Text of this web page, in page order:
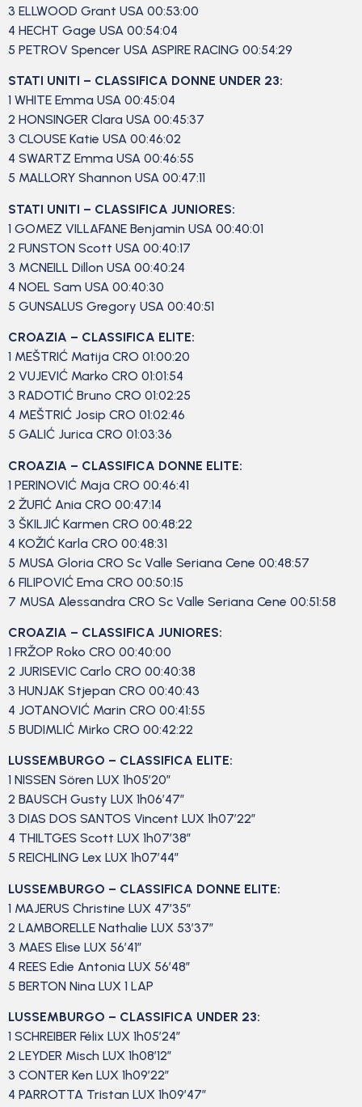
3 ELLWOOD Grant USA 00:53:00
4 HECHT Gage USA 00:54:04
5 PETROV Spencer USA ASPIRE RACING 00:54:29
STATI UNITI – CLASSIFICA DONNE UNDER 23:
1 WHITE Emma USA 00:45:04
2 HONSINGER Clara USA 00:45:37
3 CLOUSE Katie USA 00:46:02
4 SWARTZ Emma USA 00:46:55
5 MALLORY Shannon USA 00:47:11
STATI UNITI – CLASSIFICA JUNIORES:
1 GOMEZ VILLAFANE Benjamin USA 00:40:01
2 FUNSTON Scott USA 00:40:17
3 MCNEILL Dillon USA 00:40:24
4 NOEL Sam USA 00:40:30
5 GUNSALUS Gregory USA 00:40:51
CROAZIA – CLASSIFICA ELITE:
1 MEŠTRIĆ Matija CRO 01:00:20
2 VUJEVIĆ Marko CRO 01:01:54
3 RADOTIĆ Bruno CRO 01:02:25
4 MEŠTRIĆ Josip CRO 01:02:46
5 GALIĆ Jurica CRO 01:03:36
CROAZIA – CLASSIFICA DONNE ELITE:
1 PERINOVIĆ Maja CRO 00:46:41
2 ŽUFIĆ Ania CRO 00:47:14
3 ŠKILJIĆ Karmen CRO 00:48:22
4 KOŽIĆ Karla CRO 00:48:31
5 MUSA Gloria CRO Sc Valle Seriana Cene 00:48:57
6 FILIPOVIĆ Ema CRO 00:50:15
7 MUSA Alessandra CRO Sc Valle Seriana Cene 00:51:58
CROAZIA – CLASSIFICA JUNIORES:
1 FRŽOP Roko CRO 00:40:00
2 JURISEVIC Carlo CRO 00:40:38
3 HUNJAK Stjepan CRO 00:40:43
4 JOTANOVIĆ Marin CRO 00:41:55
5 BUDIMLIĆ Mirko CRO 00:42:22
LUSSEMBURGO – CLASSIFICA ELITE:
1 NISSEN Sören LUX 1h05’20”
2 BAUSCH Gusty LUX 1h06’47”
3 DIAS DOS SANTOS Vincent LUX 1h07’22”
4 THILTGES Scott LUX 1h07’38”
5 REICHLING Lex LUX 1h07’44”
LUSSEMBURGO – CLASSIFICA DONNE ELITE:
1 MAJERUS Christine LUX 47’35”
2 LAMBORELLE Nathalie LUX 53’37”
3 MAES Elise LUX 56’41”
4 REES Edie Antonia LUX 56’48”
5 BERTON Nina LUX 1 LAP
LUSSEMBURGO – CLASSIFICA UNDER 23:
1 SCHREIBER Félix LUX 1h05’24”
2 LEYDER Misch LUX 1h08’12”
3 CONTER Ken LUX 1h09’22”
4 PARROTTA Tristan LUX 1h09’47”